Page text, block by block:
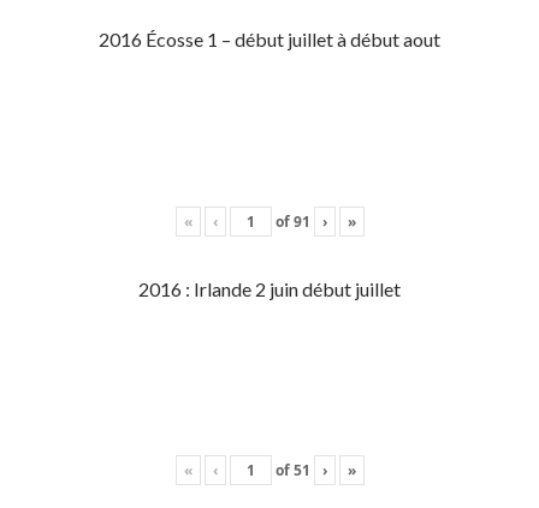
2016 Écosse 1 – début juillet à début aout
« ‹ of91 › »
2016 : Irlande 2 juin début juillet
« ‹ of51 › »